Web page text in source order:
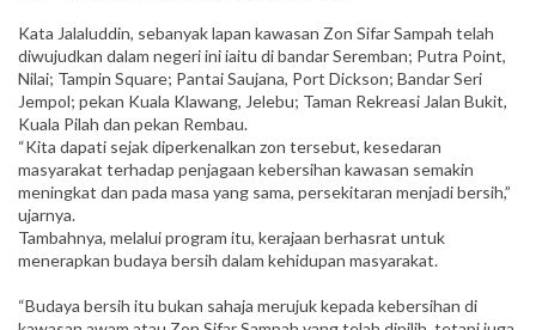
Kata Jalaluddin, sebanyak lapan kawasan Zon Sifar Sampah telah
diwujudkan dalam negeri ini iaitu di bandar Seremban; Putra Point,
Nilai; Tampin Square; Pantai Saujana, Port Dickson; Bandar Seri
Jempol; pekan Kuala Klawang, Jelebu; Taman Rekreasi Jalan Bukit,
Kuala Pilah dan pekan Rembau.
“Kita dapati sejak diperkenalkan zon tersebut, kesedaran
masyarakat terhadap penjagaan kebersihan kawasan semakin
meningkat dan pada masa yang sama, persekitaran menjadi bersih,”
ujarnya.
Tambahnya, melalui program itu, kerajaan berhasrat untuk
menerapkan budaya bersih dalam kehidupan masyarakat.
“Budaya bersih itu bukan sahaja merujuk kepada kebersihan di